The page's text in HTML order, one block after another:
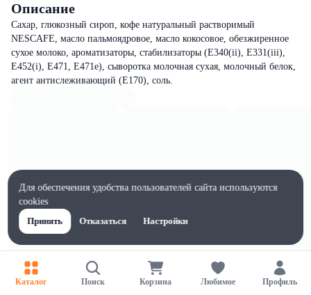
Описание
Сахар, глюкозный сироп, кофе натуральный растворимый
NESCAFE, масло пальмоядровое, масло кокосовое, обезжиренное
сухое молоко, ароматизаторы, стабилизаторы (E340(ii), E331(iii),
E452(i), E471, E471е), сыворотка молочная сухая, молочный белок,
агент антислеживающий (Е170), соль.
Каталог Поиск Корзина Любимое Профиль
Для обеспечения удобства пользователей сайта используются
cookies
Принять
Отказаться Настройки